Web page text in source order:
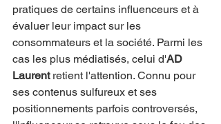
pratiques de certains influenceurs et à
évaluer leur impact sur les
consommateurs et la société. Parmi les
cas les plus médiatisés, celui d'AD
Laurent retient l'attention. Connu pour
ses contenus sulfureux et ses
positionnements parfois controversés,